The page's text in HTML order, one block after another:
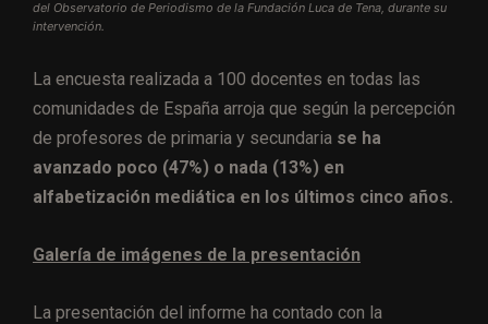
del Observatorio de Periodismo de la Fundación Luca de Tena, durante su
intervención.
La encuesta realizada a 100 docentes en todas las
comunidades de España arroja que según la percepción
de profesores de primaria y secundaria se ha
avanzado poco (47%) o nada (13%) en
alfabetización mediática en los últimos cinco años.
Galería de imágenes de la presentación
La presentación del informe ha contado con la